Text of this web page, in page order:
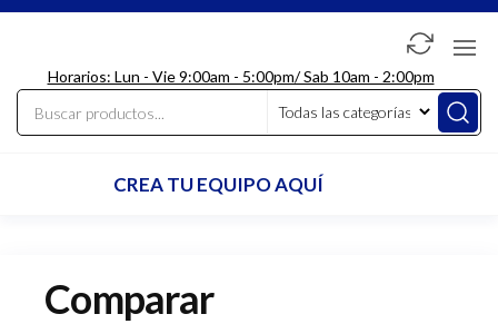
Saltar
contenido
LdcComputer
Horarios: Lun - Vie 9:00am - 5:00pm/ Sab 10am - 2:00pm
CREA TU EQUIPO AQUÍ
Comparar